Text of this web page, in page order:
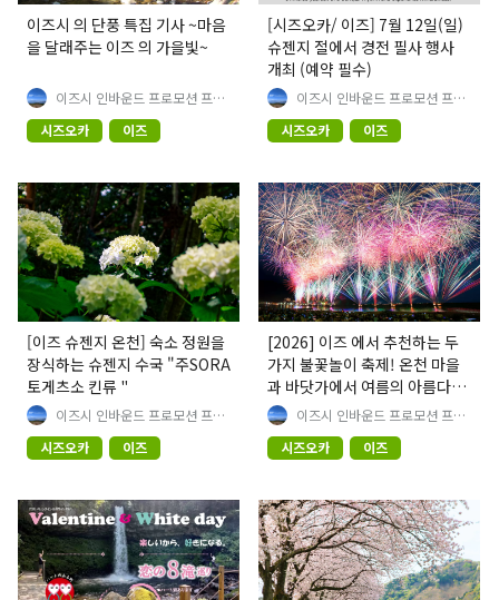
이즈시 의 단풍 특집 기사 ~마음
을 달래주는 이즈 의 가을빛~
이즈시 인바운드 프로모션 프로
젝트팀
시즈오카
이즈
[시즈오카/ 이즈] 7월 12일(일)
슈젠지 절에서 경전 필사 행사
개최 (예약 필수)
이즈시 인바운드 프로모션 프로
젝트팀
시즈오카
이즈
[이즈 슈젠지 온천] 숙소 정원을
장식하는 슈젠지 수국 "주SORA
토게츠소 킨류 "
이즈시 인바운드 프로모션 프로
젝트팀
시즈오카
이즈
[2026] 이즈 에서 추천하는 두
가지 불꽃놀이 축제! 온천 마을
과 바닷가에서 여름의 아름다운
풍경을 만끽하세요
이즈시 인바운드 프로모션 프로
젝트팀
시즈오카
이즈